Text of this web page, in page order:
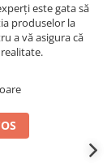
este gata să
produselor la
a vă asigura că